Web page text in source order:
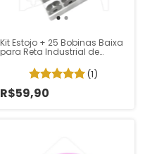
Kit Estojo + 25 Bobinas Baixa
para Reta Industrial de
(1)
R$59,90